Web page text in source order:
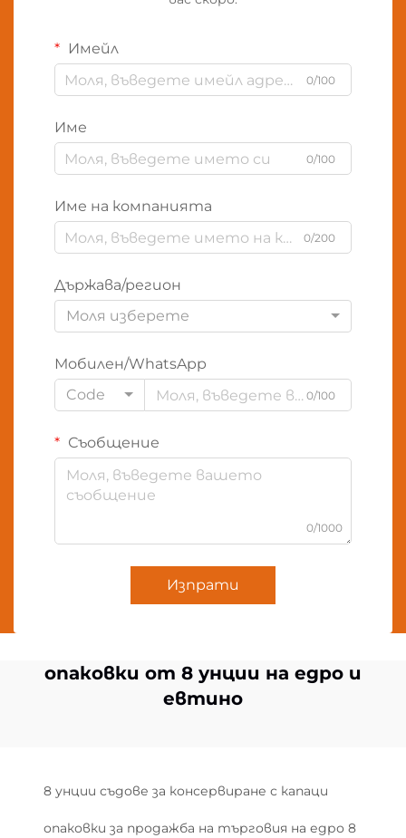
Имейл
0/100
Име
0/100
Име на компанията
0/200
Държава/регион
Моля изберете
Мобилен/WhatsApp
Code
0/100
Съобщение
0/1000
Изпрати
опаковки от 8 унции на едро и
евтино
8 унции съдове за консервиране с капаци
опаковки за продажба на търговия на едро 8